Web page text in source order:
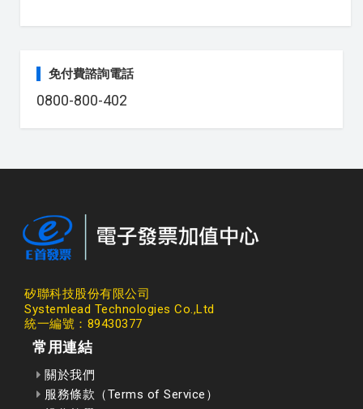
免付費諮詢電話
0800-800-402
矽聯科技股份有限公司
Systemlead Technologies Co.,Ltd
統一編號：89430377
常用連結
關於我們
服務條款（Terms of Service）